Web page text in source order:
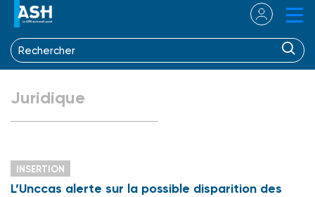
Juridique
INSERTION
L’Unccas alerte sur la possible disparition des